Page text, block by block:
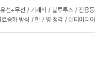
유선+무선 기계식 블루투스 전용
료승화 방식 한 영 정각 멀티미디어